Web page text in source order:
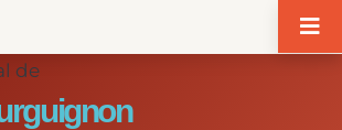
de
des cookies